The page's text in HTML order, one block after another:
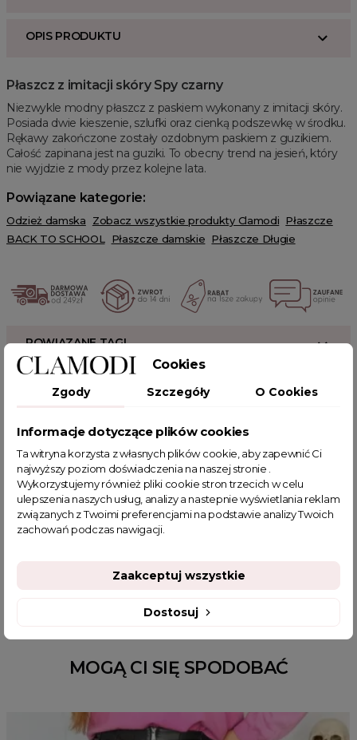
OPIS PRODUKTU
Płaszcz z imitacji skóry Spy czarny
Niezwykle modny płaszcz z paskiem wykonany z imitacji skóry.
Posiada dwie kieszenie, szlufki oraz cienką podszewkę w środku.
Rękawy zakończone zostały ozdobnym paskiem z guzikiem.
Całość zapinana jest na guziki. To obecny trend na jesień, który
nie wyjdzie z mody przez kolejne lata.
Powiązane kategorie:
Odzież damska Zobacz wszystkie produkty Clamodi Płaszcze
BACK TO SCHOOL
Płaszcze damskie Płaszcze Długie
POWIĄZANE TAGI
wiosenny płaszcz
płaszcz damski zapinany na guzik
damski płaszcz na jesień
modny płaszczyk damski
wiązany płaszcz
skórzany płaszcz
płaszcz z eko-skóry
długi płaszcz
płaszcz damski
modny płaszcz
płaszcz jesienny
płaszcz zimowy damski
sklep z odzieżą damską
fajne ciuszki
modne płaszcze damskie
płaszcze skórzane damskie
MOGĄ CI SIĘ SPODOBAĆ
Cookies
Zgody Szczegóły O Cookies
Informacje dotyczące plików cookies
Ta witryna korzysta z własnych plików cookie, aby zapewnić Ci
najwyższy poziom doświadczenia na naszej stronie .
Wykorzystujemy również pliki cookie stron trzecich w celu
ulepszenia naszych usług, analizy a nastepnie wyświetlania reklam
związanych z Twoimi preferencjami na podstawie analizy Twoich
zachowań podczas nawigacji.
Dostosuj
Zaakceptuj wszystkie